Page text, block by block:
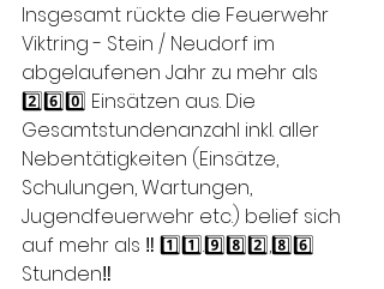
Insgesamt rückte die Feuerwehr
Viktring - Stein / Neudorf im
abgelaufenen Jahr zu mehr als
2️⃣6️⃣0️⃣ Einsätzen aus. Die
Gesamtstundenanzahl inkl. aller
Nebentätigkeiten (Einsätze,
Schulungen, Wartungen,
Jugendfeuerwehr etc.) belief sich
auf mehr als ‼️ 1️⃣1️⃣.9️⃣8️⃣2️⃣,8️⃣6️⃣
Stunden‼️